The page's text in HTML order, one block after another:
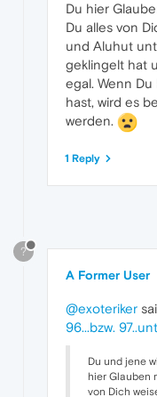
Du hier
Du alles von
und Aluhut
geklingelt hat
egal. Wenn
hast, wird es
werden.
1 Reply
?
A Former User
@exoteriker
96...bzw.
Du und jene
hier Glauben
von Dich